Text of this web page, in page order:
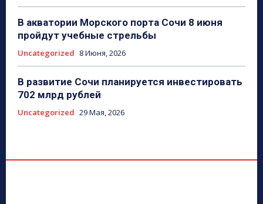
В акватории Морского порта Сочи 8 июня
пройдут учебные стрельбы
Uncategorized 8 Июня, 2026
В развитие Сочи планируется инвестировать
702 млрд рублей
Uncategorized 29 Мая, 2026